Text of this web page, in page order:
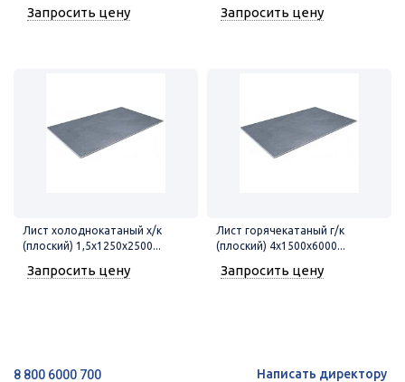
Запросить цену Запросить цену
Лист холоднокатаный х/к
(плоский) 1,5х1250х2500...
Запросить цену
Лист горячекатаный г/к
(плоский) 4х1500х6000...
Запросить цену
8 800 6000 700 Написать директору